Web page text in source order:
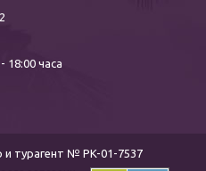
18:00 часа
и турагент № PK-01-7537